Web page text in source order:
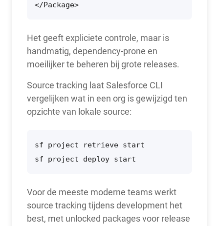
</Package>
Het geeft expliciete controle, maar is
handmatig, dependency-prone en
moeilijker te beheren bij grote releases.
Source tracking laat Salesforce CLI
vergelijken wat in een org is gewijzigd ten
opzichte van lokale source:
sf project retrieve start
sf project deploy start
Voor de meeste moderne teams werkt
source tracking tijdens development het
best, met unlocked packages voor release